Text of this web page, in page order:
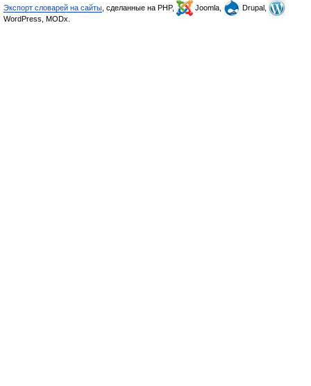
Экспорт словарей на сайты , сделанные на PHP, Joomla,
Drupal,
WordPress, MODx.